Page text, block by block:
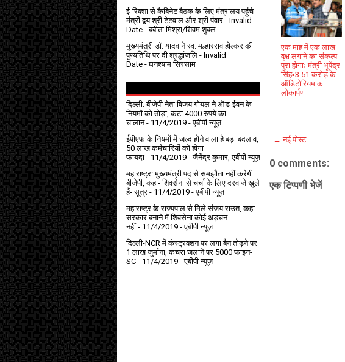
एक माह में एक लाख
वृक्ष लगाने का संकल्प
पूरा होगाः मंत्री भूपेंद्र
सिंह▪️3.51 करोड़ के
ऑडिटोरियम का
लोकार्पण
← नई पोस्ट
0 comments:
एक टिप्पणी भेजें
ई-रिक्शा से कैबिनेट बैठक के लिए मंत्रालय पहुंचे
मंत्री द्वय श्री टेटवाल और श्री पंवार - Invalid
Date - बबीता मिश्रा/शिवम शुक्ल
मुख्यमंत्री डॉ. यादव ने स्व. मल्हारराव होल्कर की
पुण्यतिथि पर दी श्रद्धांजलि - Invalid
Date - घनश्याम सिरसाम
दिल्ली: बीजेपी नेता विजय गोयल ने ऑड-ईवन के
नियमों को तोड़ा, कटा 4000 रुपये का
चालान- 11/4/2019 - एबीपी न्यूज़
ईपीएफ के नियमों में जल्द होने वाला है बड़ा बदलाव,
50 लाख कर्मचारियों को होगा
फायदा - 11/4/2019 - जैनेंद्र कुमार, एबीपी न्यूज़
महाराष्ट्र: मुख्यमंत्री पद से समझौता नहीं करेगी
बीजेपी, कहा- शिवसेना से चर्चा के लिए दरवाजे खुले
हैं- सूत्र - 11/4/2019 - एबीपी न्यूज़
महाराष्ट्र के राज्यपाल से मिले संजय राउत, कहा-
सरकार बनाने में शिवसेना कोई अड़चन
नहीं- 11/4/2019 - एबीपी न्यूज़
दिल्ली-NCR में कंस्ट्रक्शन पर लगा बैन तोड़ने पर
1 लाख जुर्माना, कचरा जलाने पर ₹5000 फाइन-
SC - 11/4/2019 - एबीपी न्यूज़